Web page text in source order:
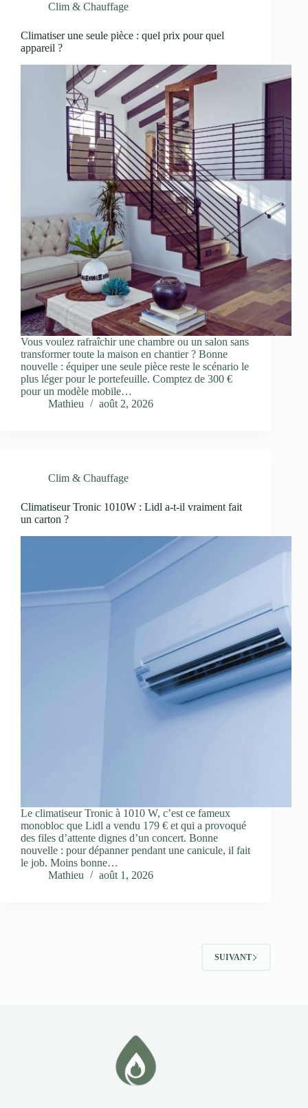
Clim & Chauffage
Climatiser une seule pièce : quel prix pour quel
appareil ?
Vous voulez rafraîchir une chambre ou un salon sans
transformer toute la maison en chantier ? Bonne
nouvelle : équiper une seule pièce reste le scénario le
plus léger pour le portefeuille. Comptez de 300 €
pour un modèle mobile…
Mathieu
août 2, 2026
Clim & Chauffage
Climatiseur Tronic 1010W : Lidl a-t-il vraiment fait
un carton ?
Le climatiseur Tronic à 1010 W, c’est ce fameux
monobloc que Lidl a vendu 179 € et qui a provoqué
des files d’attente dignes d’un concert. Bonne
nouvelle : pour dépanner pendant une canicule, il fait
le job. Moins bonne…
Mathieu
août 1, 2026
SUIVANT